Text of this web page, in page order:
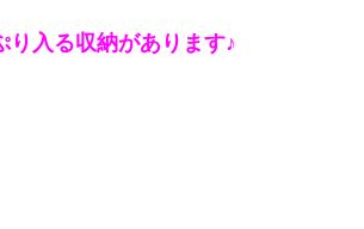
り入る収納があります♪